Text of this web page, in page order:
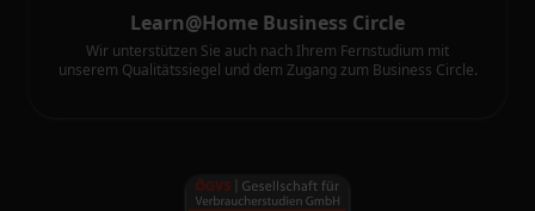
Learn@Home Business Circle
Wir unterstützen Sie auch nach Ihrem Fernstudium mit
unserem Qualitätssiegel und dem Zugang zum Business Circle.